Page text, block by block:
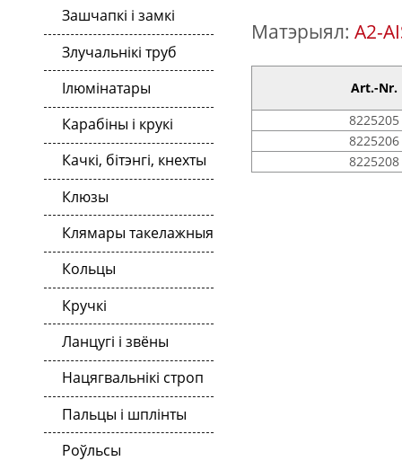
Зашчапкі і замкі
Злучальнікі труб
Ілюмінатары
Карабіны і крукі
Качкі, бітэнгі, кнехты
Клюзы
Клямары такелажныя
Кольцы
Кручкі
Ланцугі і звёны
Нацягвальнікі строп
Пальцы і шплінты
Роўльсы
Матэрыял: A2-
Art.-Nr.
8225205
8225206
8225208